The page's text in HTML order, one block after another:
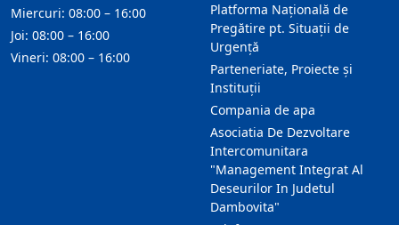
Platforma Națională de
Pregătire pt. Situații de
Urgență
Parteneriate, Proiecte și
Instituții
Compania de apa
Asociatia De Dezvoltare
Intercomunitara
"Management Integrat Al
Deseurilor In Judetul
Dambovita"
Miercuri: 08:00 – 16:00
Joi: 08:00 – 16:00
Vineri: 08:00 – 16:00